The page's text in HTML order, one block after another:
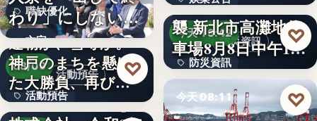
職缺優化
文字
わり」にしない。
求人票・…
活動預告
08/09
活動預告
連覇か、雪辱か。
神戸のまちを懸け
た大勝負、再び！
…
♡
Internnect Group
30
ンマンラ…
防災資訊
今天 13:42
防災資訊
文字
因應白海豚颱風來
襲 新北市高灘地停
車場8月8日中午12
時…
♡
今天 08:11 ♡